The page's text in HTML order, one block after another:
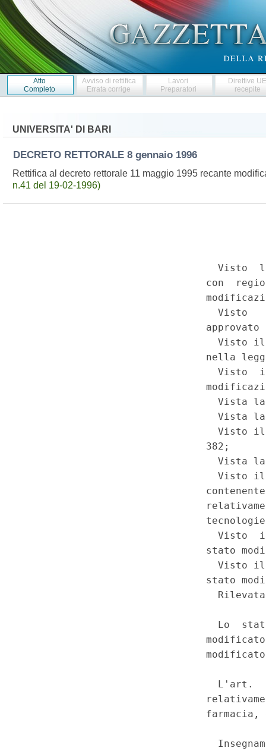
Atto
Completo
Avviso di rettifica
Errata corrige
Lavori
Preparatori
Direttive
recepite
UNIVERSITA' DI BARI
DECRETO RETTORALE 8 gennaio 1996
Rettifica al decreto rettorale 11 maggio 1995 recante
n.41 del 19-02-1996)